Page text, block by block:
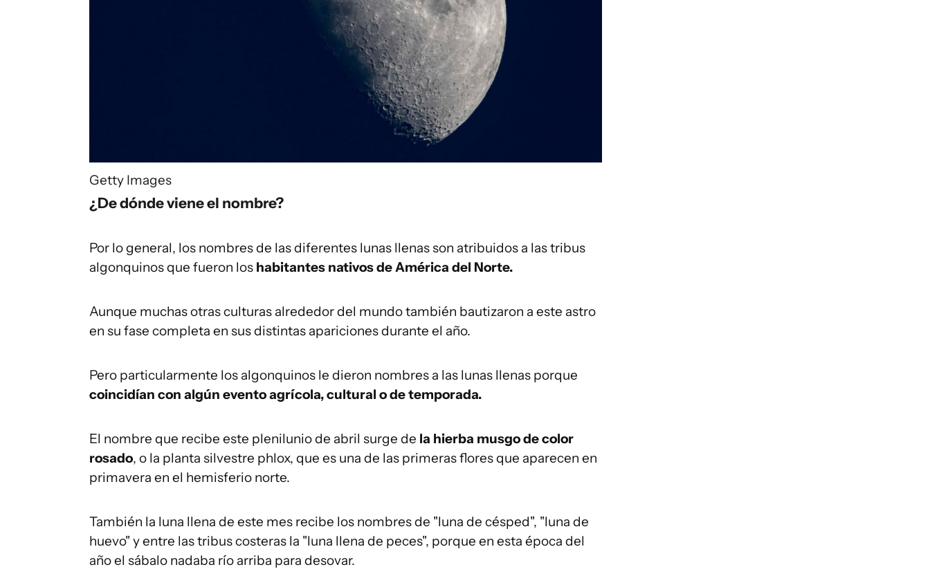
Getty Images
¿De dónde viene el nombre?
Por lo general, los nombres de las diferentes lunas llenas son atribuidos a las tribus
algonquinos que fueron los habitantes nativos de América del Norte.
Aunque muchas otras culturas alrededor del mundo también bautizaron a este astro
en su fase completa en sus distintas apariciones durante el año.
Pero particularmente los algonquinos le dieron nombres a las lunas llenas porque
coincidían con algún evento agrícola, cultural o de temporada.
El nombre que recibe este plenilunio de abril surge de la hierba musgo de color
rosado, o la planta silvestre phlox, que es una de las primeras flores que aparecen en
primavera en el hemisferio norte.
También la luna llena de este mes recibe los nombres de "luna de césped", "luna de
huevo" y entre las tribus costeras la "luna llena de peces", porque en esta época del
año el sábalo nadaba río arriba para desovar.